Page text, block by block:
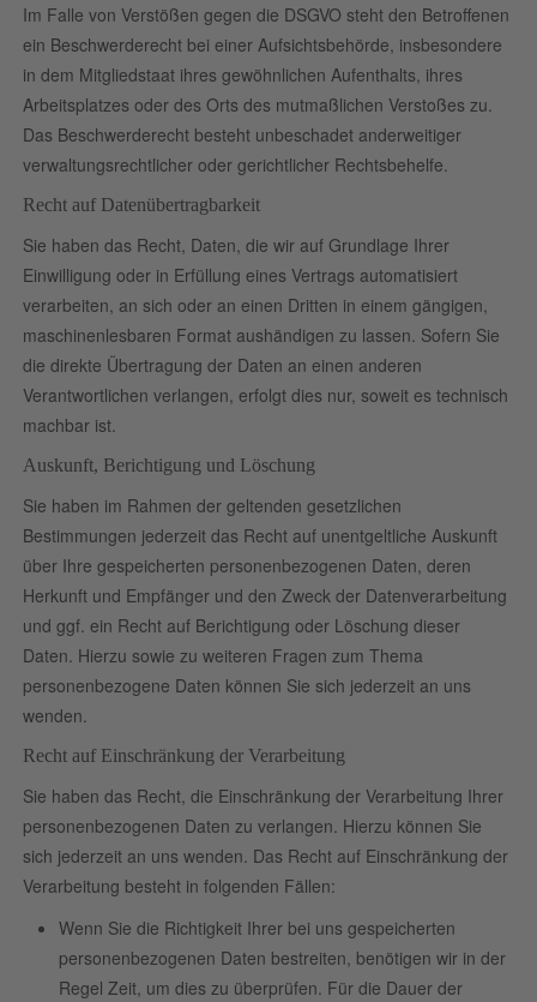
Im Falle von Verstößen gegen die DSGVO steht den Betroffenen
ein Beschwerderecht bei einer Aufsichtsbehörde, insbesondere
in dem Mitgliedstaat ihres gewöhnlichen Aufenthalts, ihres
Arbeitsplatzes oder des Orts des mutmaßlichen Verstoßes zu.
Das Beschwerderecht besteht unbeschadet anderweitiger
verwaltungsrechtlicher oder gerichtlicher Rechtsbehelfe.
Recht auf Daten­übertrag­barkeit
Sie haben das Recht, Daten, die wir auf Grundlage Ihrer
Einwilligung oder in Erfüllung eines Vertrags automatisiert
verarbeiten, an sich oder an einen Dritten in einem gängigen,
maschinenlesbaren Format aushändigen zu lassen. Sofern Sie
die direkte Übertragung der Daten an einen anderen
Verantwortlichen verlangen, erfolgt dies nur, soweit es technisch
machbar ist.
Auskunft, Berichtigung und Löschung
Sie haben im Rahmen der geltenden gesetzlichen
Bestimmungen jederzeit das Recht auf unentgeltliche Auskunft
über Ihre gespeicherten personenbezogenen Daten, deren
Herkunft und Empfänger und den Zweck der Datenverarbeitung
und ggf. ein Recht auf Berichtigung oder Löschung dieser
Daten. Hierzu sowie zu weiteren Fragen zum Thema
personenbezogene Daten können Sie sich jederzeit an uns
wenden.
Recht auf Einschränkung der Verarbeitung
Sie haben das Recht, die Einschränkung der Verarbeitung Ihrer
personenbezogenen Daten zu verlangen. Hierzu können Sie
sich jederzeit an uns wenden. Das Recht auf Einschränkung der
Verarbeitung besteht in folgenden Fällen:
Wenn Sie die Richtigkeit Ihrer bei uns gespeicherten
personenbezogenen Daten bestreiten, benötigen wir in der
Regel Zeit, um dies zu überprüfen. Für die Dauer der